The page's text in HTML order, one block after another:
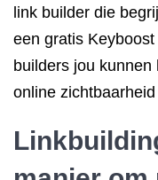
link builder die
een gratis
builders jou
online